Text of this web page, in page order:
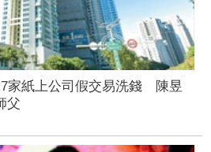
家紙上公司假交易洗錢 陳昱
父